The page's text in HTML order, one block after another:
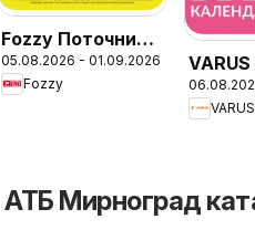
Fozzy Поточний
каталог
05.08.2026 - 01.09.2026
Fozzy
VARUS
АТБ Мирноград